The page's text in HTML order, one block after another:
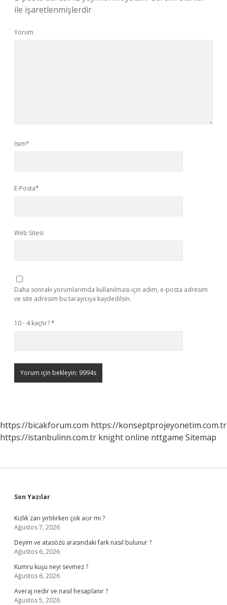
ile işaretlenmişlerdir
Yorum
İsim*
E-Posta*
Web Sitesi
Daha sonraki yorumlarımda kullanılması için adım, e-posta adresim
ve site adresim bu tarayıcıya kaydedilsin.
10 - 4 kaçtır?*
https://bicakforum.com https://konseptprojeyonetim.com.tr
https://istanbulinn.com.tr knight online nttgame Sitemap
Sidebar
Son Yazılar
Kızlık zarı yırtılırken çok acır mı ?
Ağustos 7, 2026
Deyim ve atasözü arasındaki fark nasıl bulunur ?
Ağustos 6, 2026
Kumru kuşu neyi sevmez ?
Ağustos 6, 2026
Averaj nedir ve nasıl hesaplanır ?
Ağustos 5, 2026